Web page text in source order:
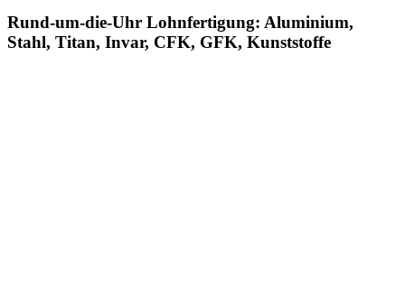
Rund-um-die-Uhr Lohnfertigung: Aluminium,
Stahl, Titan, Invar, CFK, GFK, Kunststoffe